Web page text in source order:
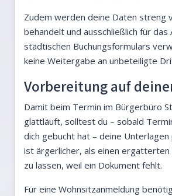
Zudem werden deine Daten streng
behandelt und ausschließlich für das
städtischen Buchungsformulars
keine Weitergabe an unbeteiligte
Vorbereitung auf
Damit beim Termin im Bürgerbüro
glattläuft, solltest du – sobald
dich gebucht hat – deine Unterlagen
ist ärgerlicher, als einen ergatterten
zu lassen, weil ein Dokument fehlt.
Für eine Wohnsitzanmeldung